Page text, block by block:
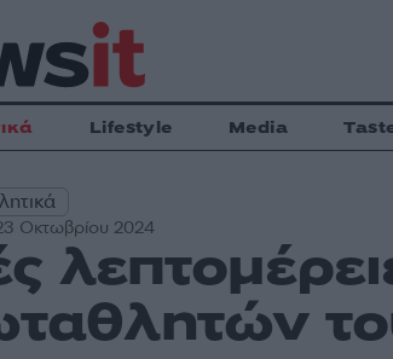
Lifestyle Media
Οκτωβρίου 2024